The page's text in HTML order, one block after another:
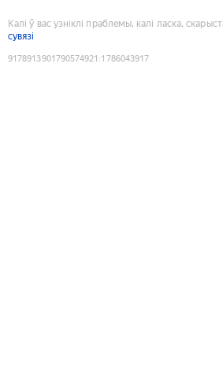
Калі ў вас узніклі праблемы, калі ласка,
сувязі
9178913901790574921 :1786043917